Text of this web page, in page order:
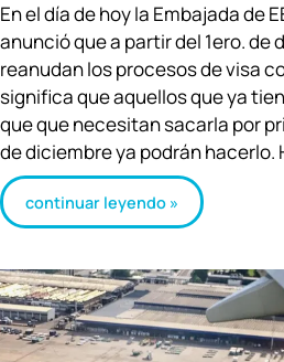
En el día de hoy la Embajada de
anunció que a partir del 1ero. de
reanudan los procesos de visa
significa que aquellos que ya
que que necesitan sacarla por
de diciembre ya podrán hacerlo.
continuar leyendo »